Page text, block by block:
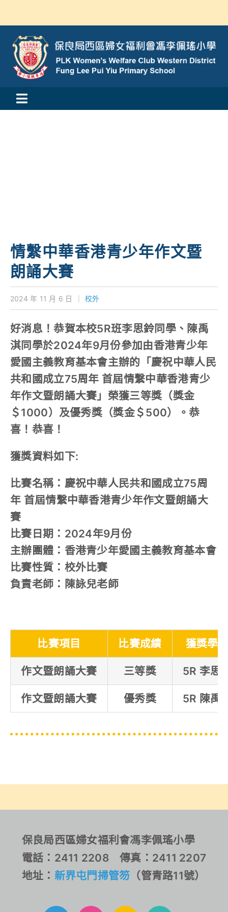
content
Toggle
我們的成就
對外聯繫
聯絡我們
情繫中華香港青少年作文暨
朗誦大賽
2024 年 11 月 6 日 校外
好消息！恭賀本校5R班李思鈴同學、陳禹
淇同學於2024年9月份參加由香港青少年
愛國主義教育基本會主辦的「慶祝中華人民
共和國成立75周年 首屆情繫中華香港青少
年作文暨朗誦大賽」榮獲三等獎（獎金
＄1000）及優秀獎（獎金＄500）。恭
喜！恭喜！
獲獎資料如下:
比賽名稱：慶祝中華人民共和國成立75周
年 首屆情繫中華香港青少年作文暨朗誦大
賽
比賽日期：2024年9月份
主辦團體：香港青少年愛國主義教育基本會
比賽性質：校外比賽
負責老師：陳詠兒老師
比賽項目 比賽成績 獲獎學
作文暨朗誦大賽 三等獎 5R 李思
作文暨朗誦大賽 優秀獎 5R 陳禹
保良局西區婦女福利會馮李佩瑤小學
電話：2411 2208 傳真：2411 2207
地址： 新界屯門掃管笏 （管青路11號）